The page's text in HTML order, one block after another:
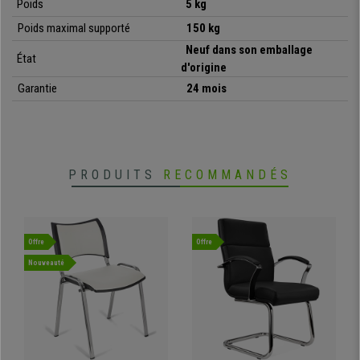
• Grand confort et design ergonomique
Poids
5 kg
Poids maximal supporté
150 kg
État
Neuf dans son emballage
d'origine
Garantie
24 mois
PRODUITS RECOMMANDÉS
Offre
Nouveauté
Offre